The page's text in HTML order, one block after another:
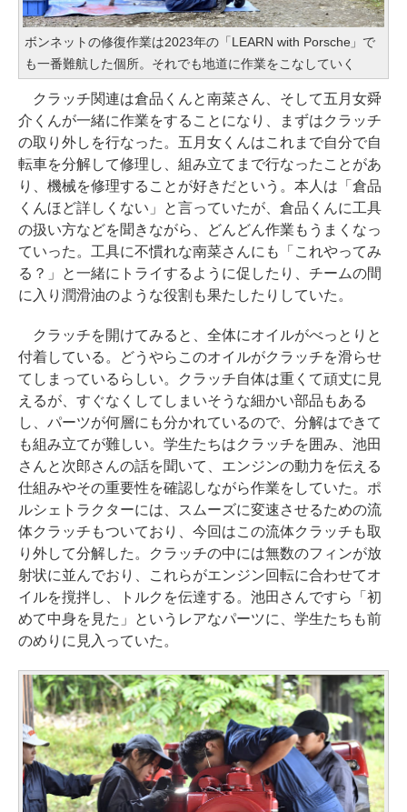
ボンネットの修復作業は2023年の「LEARN with Porsche」で
も一番難航した個所。それでも地道に作業をこなしていく
クラッチ関連は倉品くんと南菜さん、そして五月女舜
介くんが一緒に作業をすることになり、まずはクラッチ
の取り外しを行なった。五月女くんはこれまで自分で自
転車を分解して修理し、組み立てまで行なったことがあ
り、機械を修理することが好きだという。本人は「倉品
くんほど詳しくない」と言っていたが、倉品くんに工具
の扱い方などを聞きながら、どんどん作業もうまくなっ
ていった。工具に不慣れな南菜さんにも「これやってみ
る？」と一緒にトライするように促したり、チームの間
に入り潤滑油のような役割も果たしたりしていた。
クラッチを開けてみると、全体にオイルがべっとりと
付着している。どうやらこのオイルがクラッチを滑らせ
てしまっているらしい。クラッチ自体は重くて頑丈に見
えるが、すぐなくしてしまいそうな細かい部品もある
し、パーツが何層にも分かれているので、分解はできて
も組み立てが難しい。学生たちはクラッチを囲み、池田
さんと次郎さんの話を聞いて、エンジンの動力を伝える
仕組みやその重要性を確認しながら作業をしていた。ポ
ルシェトラクターには、スムーズに変速させるための流
体クラッチもついており、今回はこの流体クラッチも取
り外して分解した。クラッチの中には無数のフィンが放
射状に並んでおり、これらがエンジン回転に合わせてオ
イルを撹拌し、トルクを伝達する。池田さんですら「初
めて中身を見た」というレアなパーツに、学生たちも前
のめりに見入っていた。